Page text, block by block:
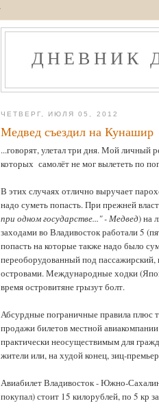
ДНЕВНИК
ЧЕТВЕРГ, ИЮЛЯ 05, 2012
Медвед съездил на Кунашир
...говорят, улетал три дня. Мой личный
которых самолёт не мог вылететь по
В этих случаях отлично выручает
надо суметь попасть. При прежней
при одном государстве..." - Медвед) на
заходами во Владивосток работали 5
попасть на которые также надо было
переоборудованный под
островами. Международные ходки
время островитяне грызут болт.
Абсурдные пограничные правила плюс
продажи билетов местной
практически неосуществимым для
жители или, на худой конец, зиц-
Авиабилет Владивосток - Южно-
покупал) стоит 15 килорублей, по 5 кр